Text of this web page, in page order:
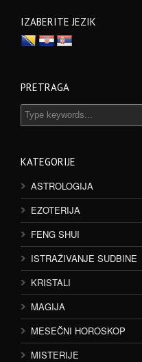
IZABERITE JEZIK
PRETRAGA
KATEGORIJE
ASTROLOGIJA
EZOTERIJA
FENG SHUI
ISTRAŽIVANJE SUDBINE
KRISTALI
MAGIJA
MESEČNI HOROSKOP
MISTERIJE